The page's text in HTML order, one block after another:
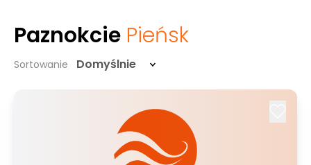
Paznokcie Pieńsk
Sortowanie Domyślnie